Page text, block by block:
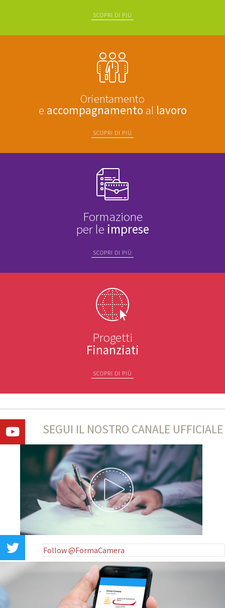
SCOPRI DI PIÙ
Orientamento
e accompagnamento al lavoro
SCOPRI DI PIÙ
Formazione
per le imprese
SCOPRI DI PIÙ
Progetti
Finanziati
SCOPRI DI PIÙ
SEGUI IL NOSTRO CANALE UFFICIALE
Follow @FormaCamera